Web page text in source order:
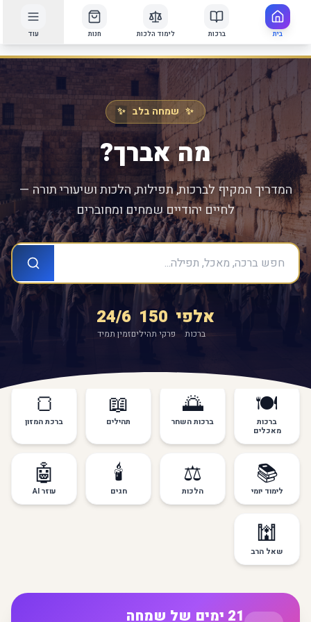
בית ברכות לימוד הלכות חנות עוד
✨ שמחה בלב ✨
מה אברך?
המדריך המקיף לברכות, תפילות, הלכות ושיעורי תורה —
לחיים יהודיים שמחים ומחוברים
אלפי
ברכות
150
פרקי תהילים
24/6
זמין תמיד
🍽️
ברכות
מאכלים
🌅
ברכות השחר
📖
תהילים
🍞
ברכת המזון
📚
לימוד יומי
⚖️
הלכות
🕯️
חגים
🤖
עוזר AI
🕍
שאל הרב
21 ימים של שמחה